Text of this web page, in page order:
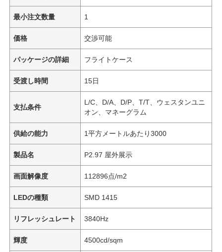
最小注文数量 1
価格 交渉可能
パッケージの詳細 フライトケース
受渡し時間 15日
支払条件
L/C、D/A、D/P、T/T、ウェスタンユニ
オン、マネーグラム
供給の能力 1平方メートルあたり3000
製品名 P2.97 屋外展示
画面解像度 112896点/m2
LEDの種類 SMD 1415
リフレッシュレート 3840Hz
輝度 4500cd/sqm